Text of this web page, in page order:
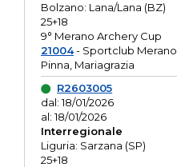
Bolzano: Lana/Lana (BZ)
25+18
9° Merano Archery Cup
21004- Sportclub Merano
Pinna, Mariagrazia
R2603005
dal: 18/01/2026
al: 18/01/2026
Interregionale
Liguria: Sarzana (SP)
25+18